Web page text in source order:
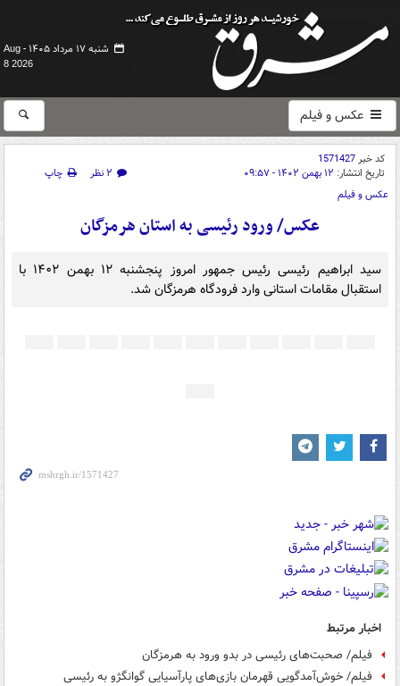
شنبه ۱۷ مرداد ۱۴۰۵ -
Aug
8 2026
عکس و فیلم
کد خبر1571427
تاریخ انتشار: ۱۲ بهمن ۱۴۰۲ - ۰۹:۵۷ ۲ نظر
چاپ
عکس و فیلم
عکس/ ورود رئیسی به استان هرمزگان
سید ابراهیم رئیسی رئیس جمهور امروز پنجشنبه ۱۲ بهمن ۱۴۰۲ با
استقبال مقامات استانی وارد فرودگاه هرمزگان شد.
اخبار مرتبط
فیلم/ صحبت‌های رئیسی در بدو ورود به هرمزگان
فیلم/ خوش‌آمدگویی قهرمان بازی‌های پارآسیایی گوانگژو به رئیسی